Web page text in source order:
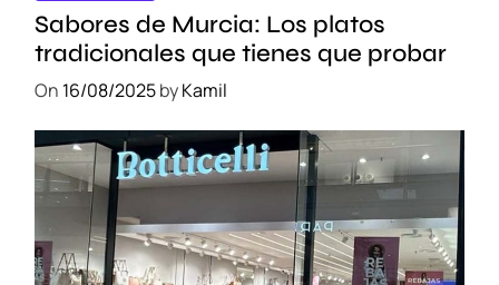
Sabores de Murcia: Los platos
tradicionales que tienes que probar
On 16/08/2025byKamil